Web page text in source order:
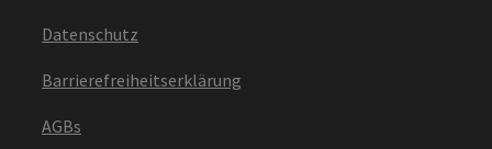
Datenschutz
Barrierefreiheitserklärung
AGBs